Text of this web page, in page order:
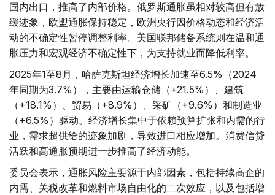
国内出口，推高了内部价格。俄罗斯通胀虽相对较高但有放
缓迹象，欧盟通胀保持稳定，欧洲央行因价格动态和经济活
动的不确定性暂停调整利率。美国联邦储备系统则在温和通
胀压力和宏观经济不确定性下，为支持就业而降低利率。
2025年1至8月，哈萨克斯坦经济增长加速至6.5%（2024
年同期为3.7%），主要由运输仓储（+21.5%）、建筑
（+18.1%）、贸易（+8.9%）、采矿（+9.6%）和制造业
（+6.5%）驱动。经济增长集中于依赖预算扩张和内需的行
业，需求超供给的迹象加剧，导致进口相应增加。消费信贷
活跃和高通胀预期进一步推高了经济动能。
委员会表示，通胀风险主要源于内部因素，包括持续高企的
内需、关税改革和燃料市场自由化的二次效应，以及包括增